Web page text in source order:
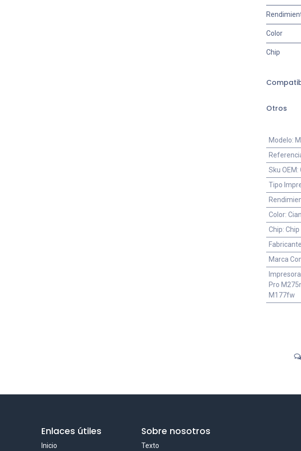
Color
Chip
Otros
Modelo:
Sku OEM:
Tipo
Color:
Chip:
Fabricante
Marca
Pro
M177fw
Enlaces útiles
Inicio
Sobre nosotros
Texto